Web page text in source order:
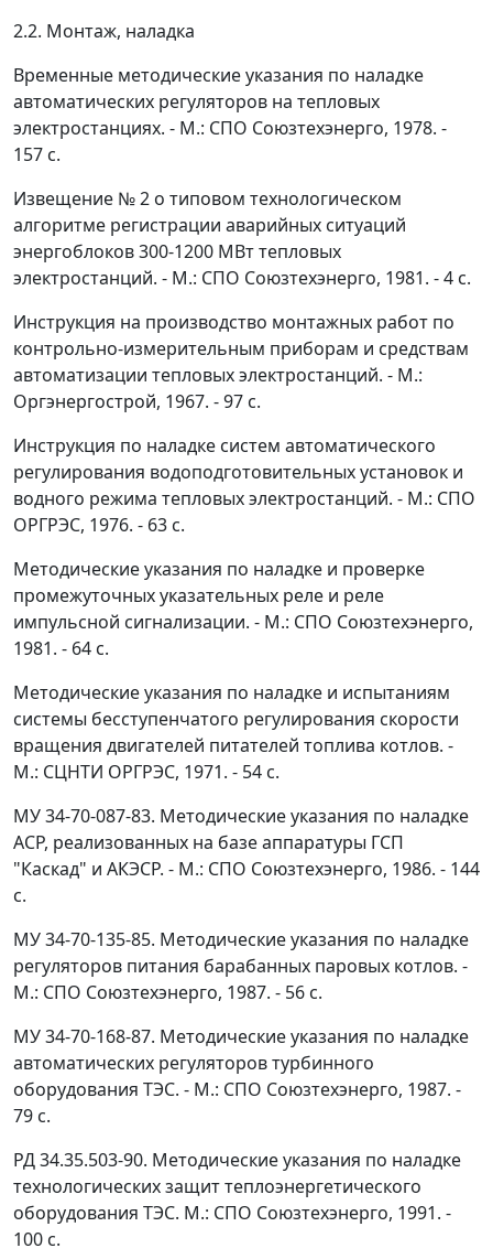
2.2. Монтаж, наладка
Временные методические указания по наладке
автоматических регуляторов на тепловых
электростанциях. - М.: СПО Союзтехэнерго, 1978. -
157 с.
Извещение № 2 о типовом технологическом
алгоритме регистрации аварийных ситуаций
энергоблоков 300-1200 МВт тепловых
электростанций. - М.: СПО Союзтехэнерго, 1981. - 4 с.
Инструкция на производство монтажных работ по
контрольно-измерительным приборам и средствам
автоматизации тепловых электростанций. - М.:
Оргэнергострой, 1967. - 97 с.
Инструкция по наладке систем автоматического
регулирования водоподготовительных установок и
водного режима тепловых электростанций. - М.: СПО
ОРГРЭС, 1976. - 63 с.
Методические указания по наладке и проверке
промежуточных указательных реле и реле
импульсной сигнализации. - М.: СПО Союзтехэнерго,
1981. - 64 с.
Методические указания по наладке и испытаниям
системы бесступенчатого регулирования скорости
вращения двигателей питателей топлива котлов. -
М.: СЦНТИ ОРГРЭС, 1971. - 54 с.
МУ 34-70-087-83. Методические указания по наладке
АСР, реализованных на базе аппаратуры ГСП
"Каскад" и АКЭСР. - М.: СПО Союзтехэнерго, 1986. - 144
с.
МУ 34-70-135-85. Методические указания по наладке
регуляторов питания барабанных паровых котлов. -
М.: СПО Союзтехэнерго, 1987. - 56 с.
МУ 34-70-168-87. Методические указания по наладке
автоматических регуляторов турбинного
оборудования ТЭС. - М.: СПО Союзтехэнерго, 1987. -
79 с.
РД 34.35.503-90. Методические указания по наладке
технологических защит теплоэнергетического
оборудования ТЭС. М.: СПО Союзтехэнерго, 1991. -
100 с.